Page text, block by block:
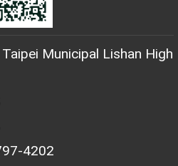
Taipei Municipal Lishan High
4202